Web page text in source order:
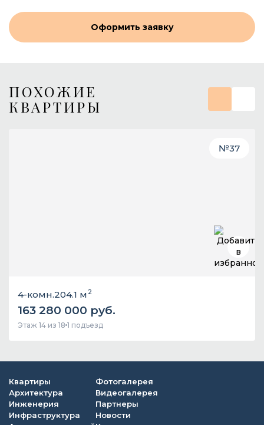
Оформить заявку
ПОХОЖИЕ
КВАРТИРЫ
№37
4-комн.204.1 м 2
163 280 000 руб.
Этаж 14 из 18 1 подъезд
Квартиры
Архитектура
Инженерия
Инфраструктура
Фотогалерея
Видеогалерея
Партнеры
Новости